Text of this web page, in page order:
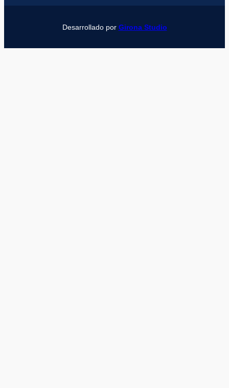
Desarrollado por Girona Studio